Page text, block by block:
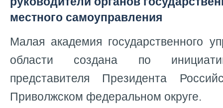
местного самоуправления
Малая академия государственного
области создана по
представителя Президента
Приволжском федеральном округе.